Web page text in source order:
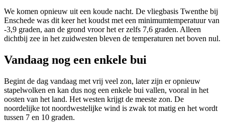
We komen opnieuw uit een koude nacht. De vliegbasis Twenthe bij
Enschede was dit keer het koudst met een minimumtemperatuur van
-3,9 graden, aan de grond vroor het er zelfs 7,6 graden. Alleen
dichtbij zee in het zuidwesten bleven de temperaturen net boven nul.
Vandaag nog een enkele bui
Begint de dag vandaag met vrij veel zon, later zijn er opnieuw
stapelwolken en kan dus nog een enkele bui vallen, vooral in het
oosten van het land. Het westen krijgt de meeste zon. De
noordelijke tot noordwestelijke wind is zwak tot matig en het wordt
tussen 7 en 10 graden.